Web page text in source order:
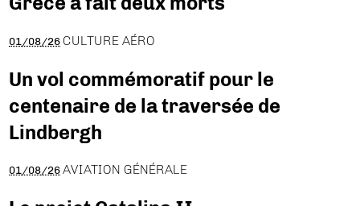
01/08/26 CULTURE AÉRO
Un vol commémoratif pour le
centenaire de la traversée de
Lindbergh
01/08/26 AVIATION GÉNÉRALE